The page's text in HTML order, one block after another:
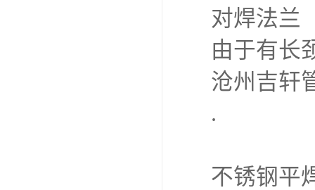
对焊法兰
由于有长
沧州吉轩
.
不锈钢平